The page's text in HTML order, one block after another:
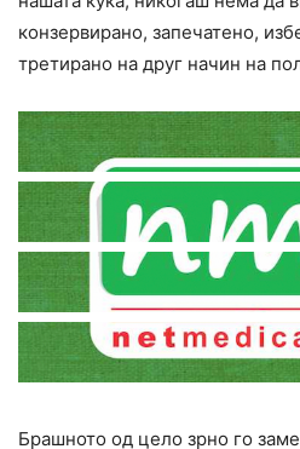
конзервирано, запечатено,
третирано на друг начин на
Брашното од цело зрно го